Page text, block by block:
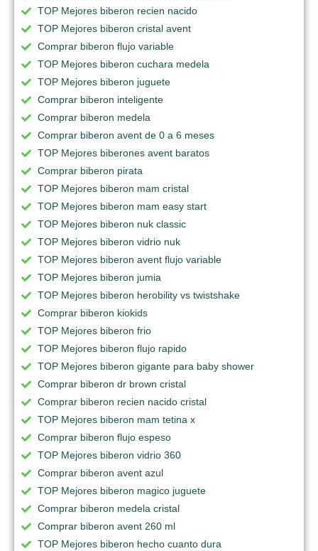
TOP Mejores biberon recien nacido
TOP Mejores biberon cristal avent
Comprar biberon flujo variable
TOP Mejores biberon cuchara medela
TOP Mejores biberon juguete
Comprar biberon inteligente
Comprar biberon medela
Comprar biberon avent de 0 a 6 meses
TOP Mejores biberones avent baratos
Comprar biberon pirata
TOP Mejores biberon mam cristal
TOP Mejores biberon mam easy start
TOP Mejores biberon nuk classic
TOP Mejores biberon vidrio nuk
TOP Mejores biberon avent flujo variable
TOP Mejores biberon jumia
TOP Mejores biberon herobility vs twistshake
Comprar biberon kiokids
TOP Mejores biberon frio
TOP Mejores biberon flujo rapido
TOP Mejores biberon gigante para baby shower
Comprar biberon dr brown cristal
Comprar biberon recien nacido cristal
TOP Mejores biberon mam tetina x
Comprar biberon flujo espeso
TOP Mejores biberon vidrio 360
Comprar biberon avent azul
TOP Mejores biberon magico juguete
Comprar biberon medela cristal
Comprar biberon avent 260 ml
TOP Mejores biberon hecho cuanto dura